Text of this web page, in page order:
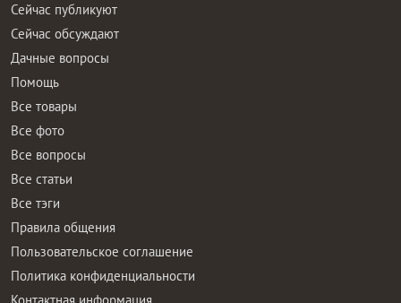
Сейчас публикуют
Сейчас обсуждают
Дачные вопросы
Помощь
Все товары
Все фото
Все вопросы
Все статьи
Все тэги
Правила общения
Пользовательское соглашение
Политика конфиденциальности